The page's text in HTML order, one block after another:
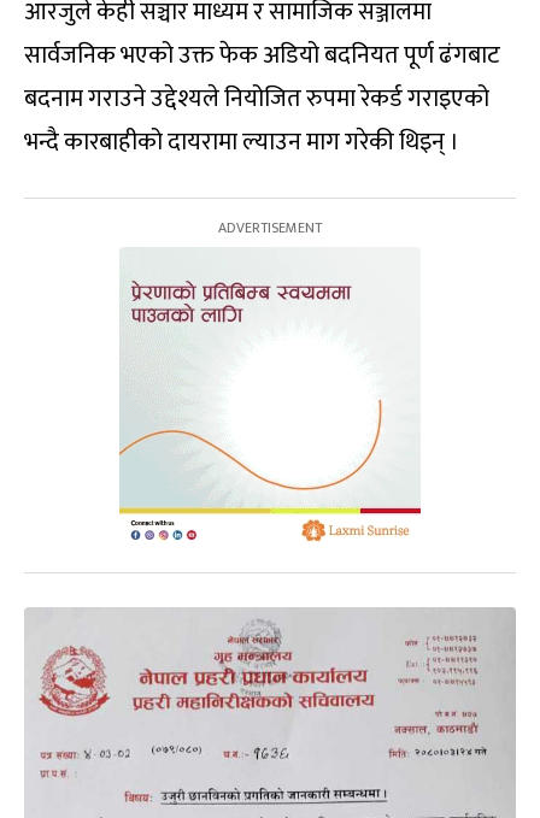
आरजुले केही सञ्चार माध्यम र सामाजिक सञ्जालमा
सार्वजनिक भएको उक्त फेक अडियो बदनियत पूर्ण ढंगबाट
बदनाम गराउने उद्देश्यले नियोजित रुपमा रेकर्ड गराइएको
भन्दै कारबाहीको दायरामा ल्याउन माग गरेकी थिइन् ।